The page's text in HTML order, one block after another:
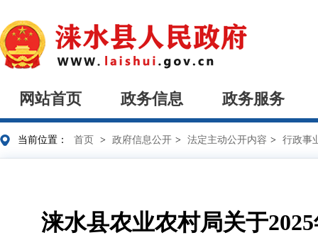
网站首页 政务信息 政务服务
当前位置： 首页 > 政府信息公开 > 法定主动公开内容 > 行政事
涞水县农业农村局关于